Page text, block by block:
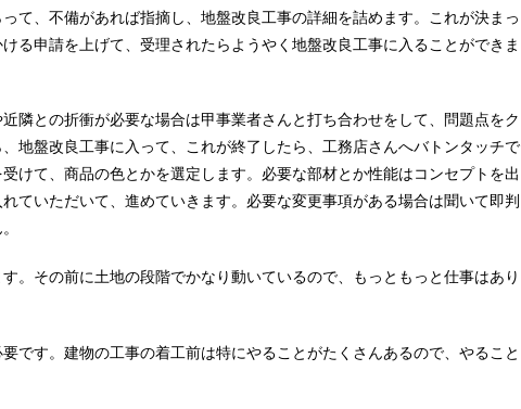
て、不備があれば指摘し、地盤改良工事の詳細を詰めます。これが決まっ
る申請を上げて、受理されたらようやく地盤改良工事に入ることができま
隣との折衝が必要な場合は甲事業者さんと打ち合わせをして、問題点をク
地盤改良工事に入って、これが終了したら、工務店さんへバトンタッチで
けて、商品の色とかを選定します。必要な部材とか性能はコンセプトを出
ていただいて、進めていきます。必要な変更事項がある場合は聞いて即判
。その前に土地の段階でかなり動いているので、もっともっと仕事はあり
です。建物の工事の着工前は特にやることがたくさんあるので、やること